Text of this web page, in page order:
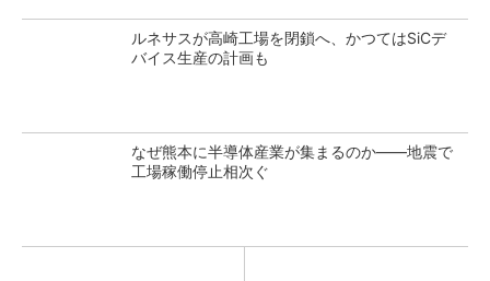
ルネサスが高崎工場を閉鎖へ、かつてはSiCデ
バイス生産の計画も
なぜ熊本に半導体産業が集まるのか――地震で
工場稼働停止相次ぐ